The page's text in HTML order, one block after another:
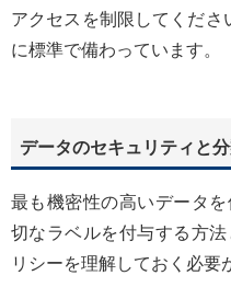
アクセスを制限してくださ
に標準で備わっています。
データのセキュリティと
最も機密性の高いデータ
切なラベルを付与する方
リシーを理解しておく必要